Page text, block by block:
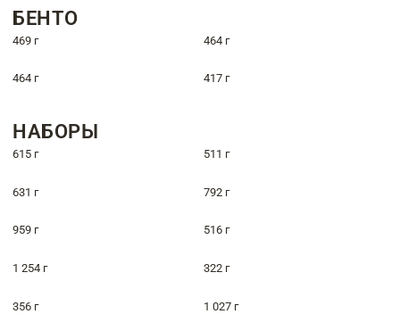
БЕНТО
469 г 464 г
464 г 417 г
НАБОРЫ
615 г 511 г
631 г 792 г
959 г 516 г
1 254 г 322 г
356 г 1 027 г